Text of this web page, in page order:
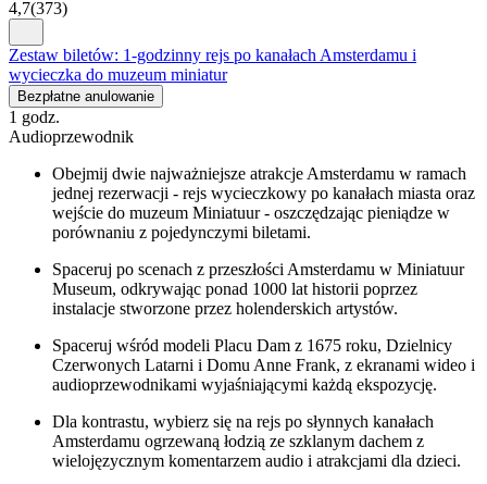
4,7(373)
Zestaw biletów: 1-godzinny rejs po kanałach Amsterdamu i
wycieczka do muzeum miniatur
Bezpłatne anulowanie
1 godz.
Audioprzewodnik
Obejmij dwie najważniejsze atrakcje Amsterdamu w ramach
jednej rezerwacji - rejs wycieczkowy po kanałach miasta oraz
wejście do muzeum Miniatuur - oszczędzając pieniądze w
porównaniu z pojedynczymi biletami.
Spaceruj po scenach z przeszłości Amsterdamu w Miniatuur
Museum, odkrywając ponad 1000 lat historii poprzez
instalacje stworzone przez holenderskich artystów.
Spaceruj wśród modeli Placu Dam z 1675 roku, Dzielnicy
Czerwonych Latarni i Domu Anne Frank, z ekranami wideo i
audioprzewodnikami wyjaśniającymi każdą ekspozycję.
Dla kontrastu, wybierz się na rejs po słynnych kanałach
Amsterdamu ogrzewaną łodzią ze szklanym dachem z
wielojęzycznym komentarzem audio i atrakcjami dla dzieci.